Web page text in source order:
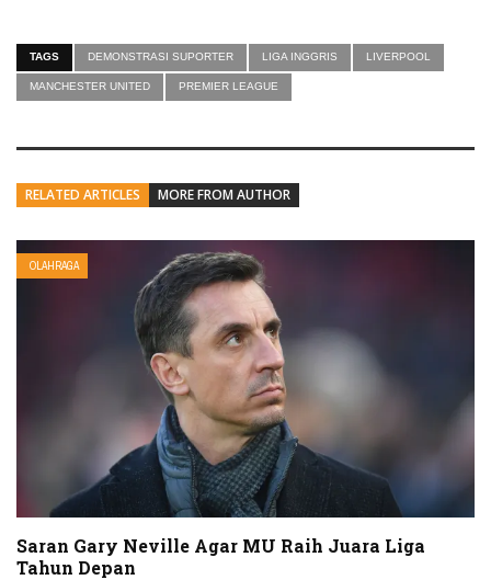
TAGS DEMONSTRASI SUPORTER LIGA INGGRIS LIVERPOOL
MANCHESTER UNITED PREMIER LEAGUE
RELATED ARTICLES MORE FROM AUTHOR
OLAHRAGA
Saran Gary Neville Agar MU Raih Juara Liga
Tahun Depan